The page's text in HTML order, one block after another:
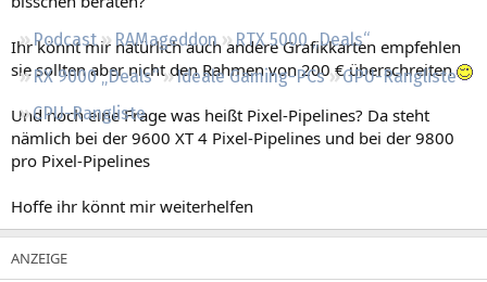
Podcast RAMageddon
RTX 5000 „Deals“
RX 9000 „Deals“
Ideale Gaming-PCs
GPU-Rangliste
CPU-Rangliste
Ihr könnt mir natürlich auch andere Grafikkarten empfehlen
sie sollten aber nicht den Rahmen von 200 € überschreiten
Und noch eine Frage was heißt Pixel-Pipelines? Da steht
nämlich bei der 9600 XT 4 Pixel-Pipelines und bei der 9800
pro Pixel-Pipelines
Hoffe ihr könnt mir weiterhelfen